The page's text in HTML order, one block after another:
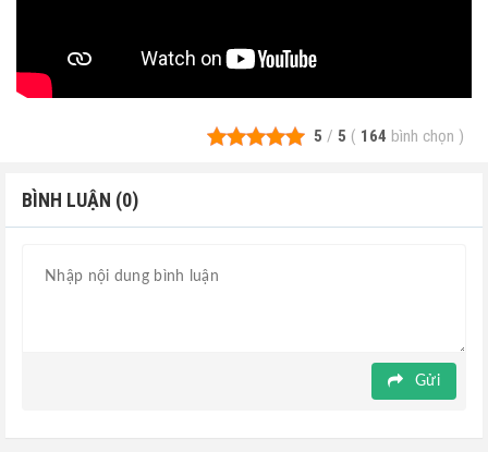
5 / 5 ( 164 bình chọn )
BÌNH LUẬN (0)
Gửi